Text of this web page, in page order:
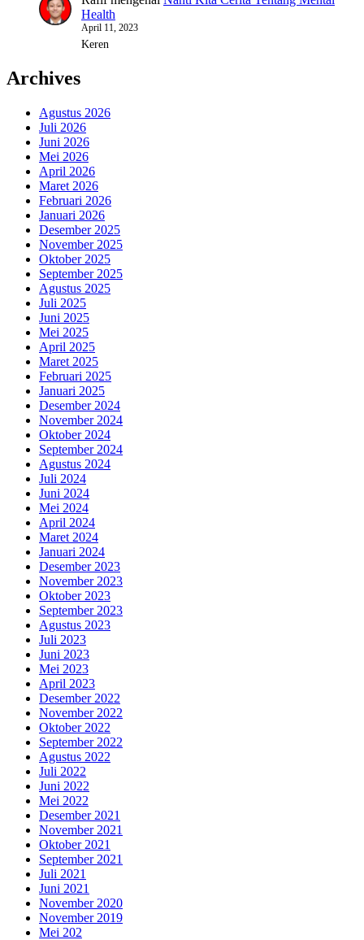
Health
April 11, 2023
Keren
Archives
Agustus 2026
Juli 2026
Juni 2026
Mei 2026
April 2026
Maret 2026
Februari 2026
Januari 2026
Desember 2025
November 2025
Oktober 2025
September 2025
Agustus 2025
Juli 2025
Juni 2025
Mei 2025
April 2025
Maret 2025
Februari 2025
Januari 2025
Desember 2024
November 2024
Oktober 2024
September 2024
Agustus 2024
Juli 2024
Juni 2024
Mei 2024
April 2024
Maret 2024
Januari 2024
Desember 2023
November 2023
Oktober 2023
September 2023
Agustus 2023
Juli 2023
Juni 2023
Mei 2023
April 2023
Desember 2022
November 2022
Oktober 2022
September 2022
Agustus 2022
Juli 2022
Juni 2022
Mei 2022
Desember 2021
November 2021
Oktober 2021
September 2021
Juli 2021
Juni 2021
November 2020
November 2019
Mei 202